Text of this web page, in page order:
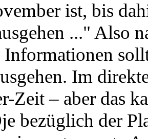
ist, bis
..." Also
Informationen
Im
Zeit – aber das
bezüglich der